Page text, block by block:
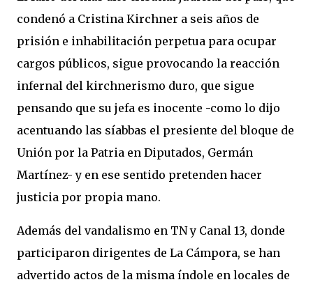
condenó a Cristina Kirchner a seis años de
prisión e inhabilitación perpetua para ocupar
cargos públicos, sigue provocando la reacción
infernal del kirchnerismo duro, que sigue
pensando que su jefa es inocente -como lo dijo
acentuando las síabbas el presiente del bloque de
Unión por la Patria en Diputados, Germán
Martínez- y en ese sentido pretenden hacer
justicia por propia mano.
Además del vandalismo en TN y Canal 13, donde
participaron dirigentes de La Cámpora, se han
advertido actos de la misma índole en locales de